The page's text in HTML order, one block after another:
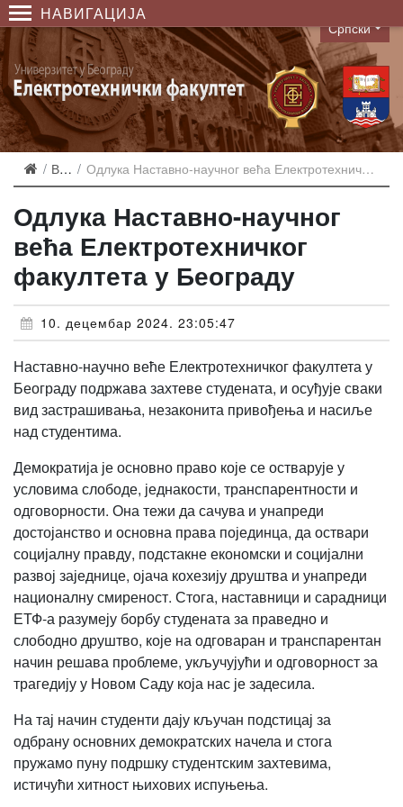
НАВИГАЦИЈА
Language
Српски
Вести Одлука Наставно-научног већа Електротехничког факултета у Београду
Одлука Наставно-научног
већа Електротехничког
факултета у Београду
10. децембар 2024. 23:05:47
Наставно-научно веће Електротехничког факултета у
Београду подржава захтеве студената, и осуђује сваки
вид застрашивања, незаконита привођења и насиље
над студентима.
Демократија је основно право које се остварује у
условима слободе, једнакости, транспарентности и
одговорности. Она тежи да сачува и унапреди
достојанство и основна права појединца, да оствари
социјалну правду, подстакне економски и социјални
развој заједнице, ојача кохезију друштва и унапреди
националну смиреност. Стога, наставници и сарадници
ЕТФ-а разумеју борбу студената за праведно и
слободно друштво, које на одговаран и транспарентан
начин решава проблеме, укључујући и одговорност за
трагедију у Новом Саду која нас је задесила.
На тај начин студенти дају кључан подстицај за
одбрану основних демократских начела и стога
пружамо пуну подршку студентским захтевима,
истичући хитност њихових испуњења.